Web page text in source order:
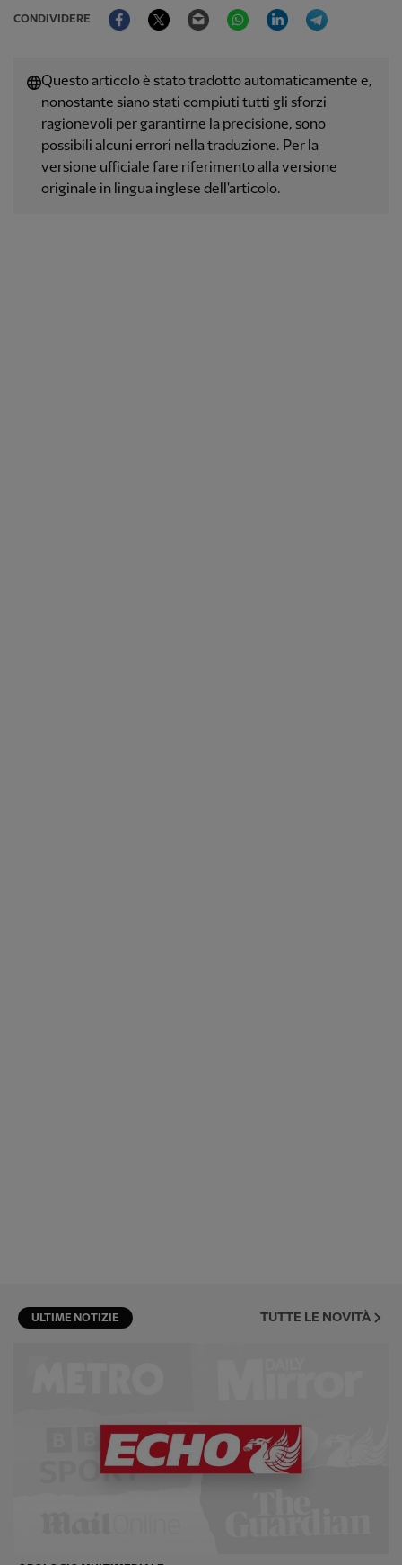
CONDIVIDERE
FacebookTwitter Email WhatsAppLinkedIn
Questo articolo è stato tradotto automaticamente e,
nonostante siano stati compiuti tutti gli sforzi
ragionevoli per garantirne la precisione, sono
possibili alcuni errori nella traduzione. Per la
versione ufficiale fare riferimento alla versione
originale in lingua inglese dell'articolo.
ULTIME NOTIZIE TUTTE LE NOVITÀ